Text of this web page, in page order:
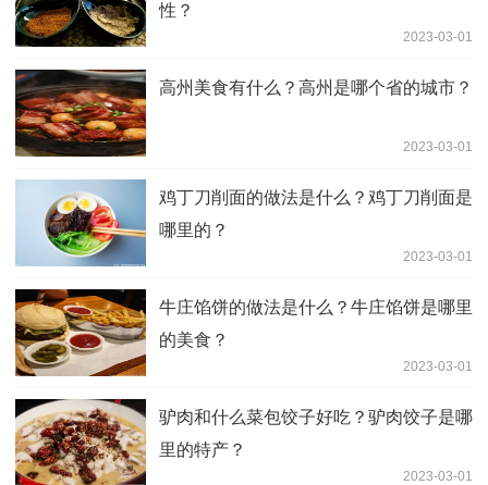
性？
2023-03-01
高州美食有什么？高州是哪个省的城市？
2023-03-01
鸡丁刀削面的做法是什么？鸡丁刀削面是
哪里的？
2023-03-01
牛庄馅饼的做法是什么？牛庄馅饼是哪里
的美食？
2023-03-01
驴肉和什么菜包饺子好吃？驴肉饺子是哪
里的特产？
2023-03-01